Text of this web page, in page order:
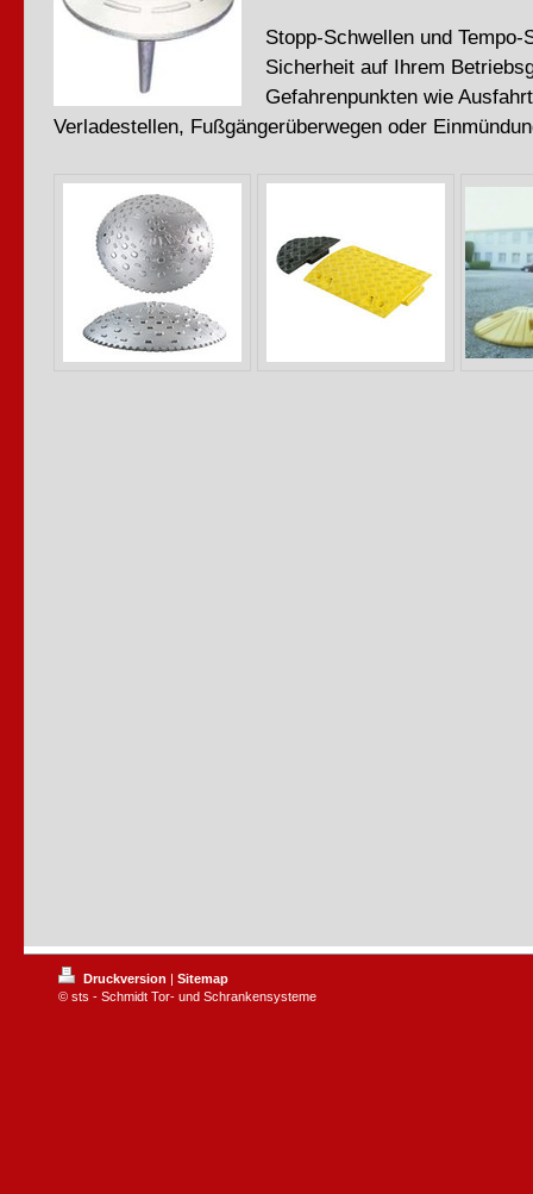
Stopp-Schwellen und Tempo-
Sicherheit auf Ihrem
Gefahrenpunkten wie
Verladestellen, Fußgängerüberwegen oder
Druckversion | Sitemap
© sts - Schmidt Tor- und Schrankensysteme